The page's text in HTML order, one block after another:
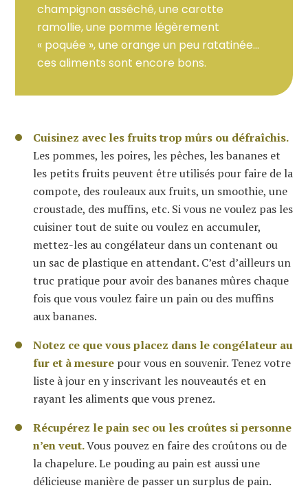
champignon asséché, une carotte
ramollie, une pomme légèrement
« poquée », une orange un peu ratatinée…
ces aliments sont encore bons.
Cuisinez avec les fruits trop mûrs ou défraîchis.
Les pommes, les poires, les pêches, les bananes et
les petits fruits peuvent être utilisés pour faire de la
compote, des rouleaux aux fruits, un smoothie, une
croustade, des muffins, etc. Si vous ne voulez pas les
cuisiner tout de suite ou voulez en accumuler,
mettez-les au congélateur dans un contenant ou
un sac de plastique en attendant. C’est d’ailleurs un
truc pratique pour avoir des bananes mûres chaque
fois que vous voulez faire un pain ou des muffins
aux bananes.
Notez ce que vous placez dans le congélateur au
fur et à mesure pour vous en souvenir. Tenez votre
liste à jour en y inscrivant les nouveautés et en
rayant les aliments que vous prenez.
Récupérez le pain sec ou les croûtes si personne
n’en veut.Vous pouvez en faire des croûtons ou de
la chapelure. Le pouding au pain est aussi une
délicieuse manière de passer un surplus de pain.